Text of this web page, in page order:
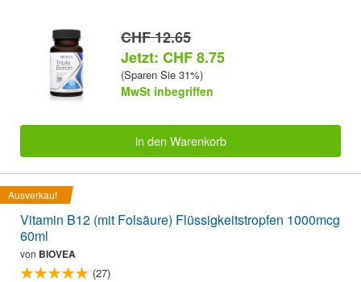
CHF 12.65
Jetzt: CHF 8.75
(Sparen Sie 31%)
MwSt inbegriffen
in den Warenkorb
Ausverkauf
Vitamin B12 (mit Folsäure) Flüssigkeitstropfen 1000mcg
60ml
von BIOVEA
(27)